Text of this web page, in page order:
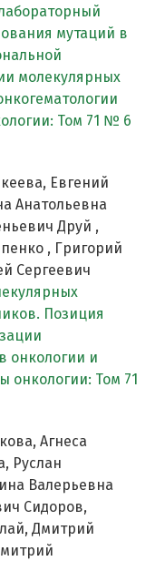
мутаций в
молекулярных
Том 71 № 6
Евгений
Анатольевна
Друй ,
, Григорий
Сергеевич
Позиция
онкологии и
онкологии: Том 71
Агнеса
Руслан
Валерьевна
Сидоров,
Дмитрий